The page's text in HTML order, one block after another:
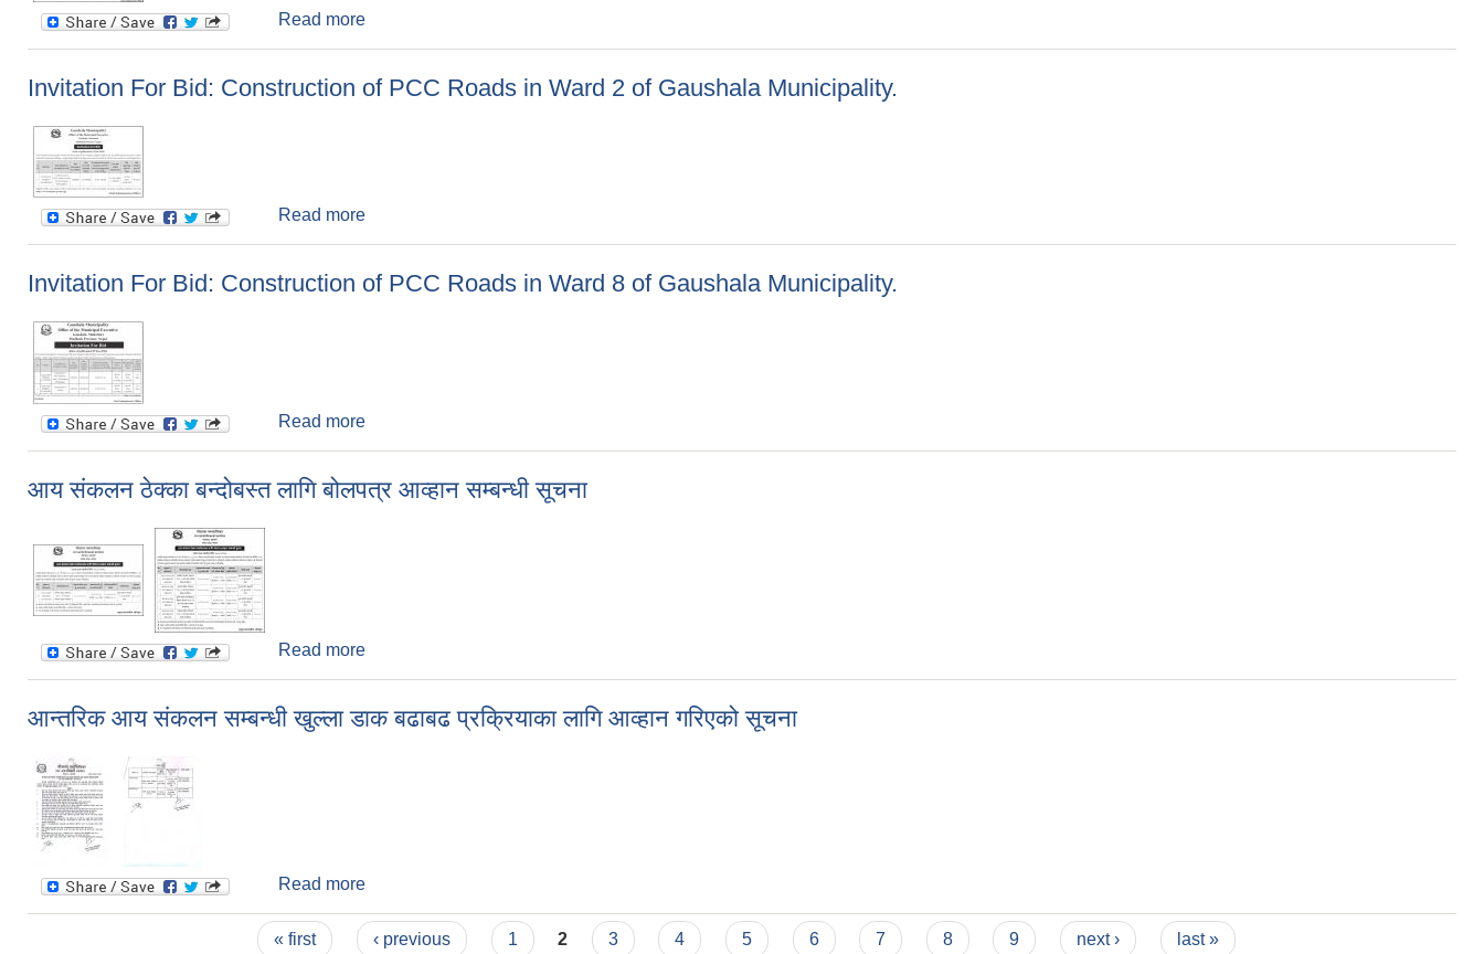
Read more
Invitation For Bid: Construction of PCC Roads in Ward 2 of Gaushala Municipality.
Read more
Invitation For Bid: Construction of PCC Roads in Ward 8 of Gaushala Municipality.
Read more
आय संकलन ठेक्का बन्दोबस्त लागि बोलपत्र आव्हान सम्बन्धी सूचना
Read more
आन्तरिक आय संकलन सम्बन्धी खुल्ला डाक बढाबढ प्रक्रियाका लागि आव्हान गरिएको सूचना
Read more
« first ‹ previous 1 2 3 4 5 6 7 8 9 next › last »